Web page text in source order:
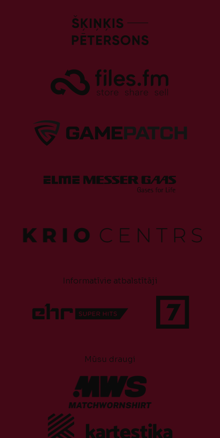
Informatīvie atbalstītāji
Mūsu draugi